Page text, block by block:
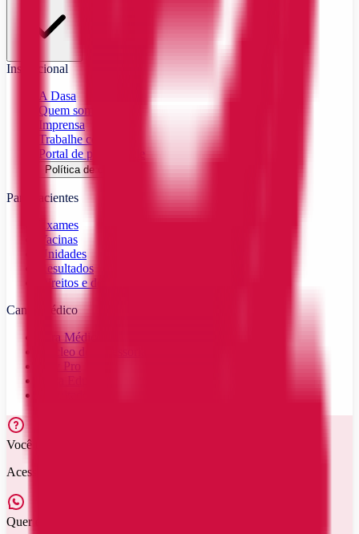
Institucional
A Dasa
Quem somos
Imprensa
Trabalhe conosco
Portal de privacidade
Política de cookies
Para pacientes
Exames
Vacinas
Unidades
Resultados
Direitos e deveres
Canal Médico
Para Médicos
Núcleo de Assessoria Médica
Nav Pro
Você tem dúvidas?
Acesse nossas
Quer entrar em contato?